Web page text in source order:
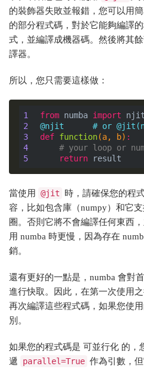
的裝飾器失敗並報錯，您可以用
的部分程式碼，對於它能夠編譯
式，並編譯成機器碼。然後將其
譯器。
所以，您只需要這樣做：
1 from numba import
2
@njit      # or
3
def function(a, b) :
4
# your loop or
5
return
當使用 @jit 時，請確保您的程
容，比如包含庫（numpy）和它
圈。否則它將不會編譯任何東西
用 numba 時更慢，因為存在
銷。
還有更好的一點是，numba 會對
進行快取。因此，在第一次使用
再次編譯這些程式碼，如果您使
別。
如果您的程式碼是 可並行化 的，
遞
parallel=True 作為引數，